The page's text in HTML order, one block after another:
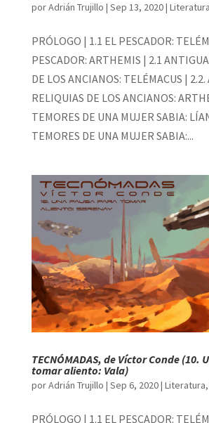
porAdrián Trujillo | Sep 13, 2020| Literatura
PRÓLOGO | 1.1 EL PESCADOR:
PESCADOR: ARTHEMIS | 2.1
DE LOS ANCIANOS: TELÉMACUS |
RELIQUIAS DE LOS ANCIANOS:
TEMORES DE UNA MUJER SABIA:
TEMORES DE UNA MUJER SABIA:...
TECNÓMADAS, de Víctor Conde (10.
tomar aliento: Vala)
porAdrián Trujillo | Sep 6, 2020| Literatura,
PRÓLOGO | 1.1 EL PESCADOR: